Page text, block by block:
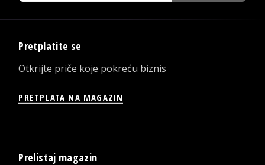
Pretplatite se
Otkrijte priče koje pokreću biznis
PRETPLATA NA MAGAZIN
Prelistaj magazin